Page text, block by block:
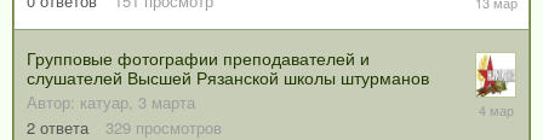
марта
Групповые фотографии преподавателей и
слушателей Высшей Рязанской школы штурманов
Автор: катуар, 3 марта
2 ответа 329 просмотров
4
марта